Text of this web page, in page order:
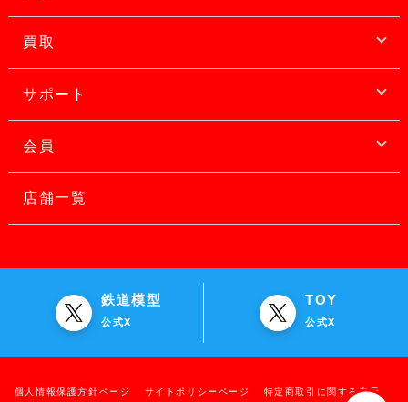
買取
サポート
会員
店舗一覧
鉄道模型
公式X
TOY
公式X
個人情報保護方針ページ サイトポリシーページ 特定商取引に関する表示